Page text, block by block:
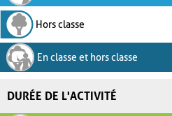
Hors classe
En classe et hors classe
DURÉE DE L'ACTIVITÉ